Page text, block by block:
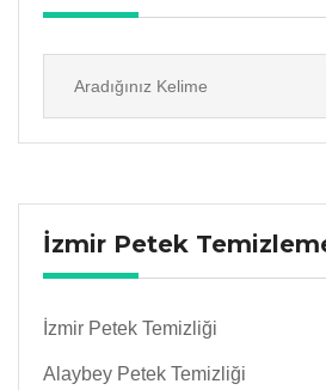
İzmir Petek
İzmir Petek Temizliği
Alaybey Petek Temizliği